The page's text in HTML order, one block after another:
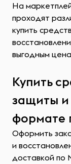
На
проходят
купить
выгодным
Купить
защиты и
формате
Оформить
и
доставкой по